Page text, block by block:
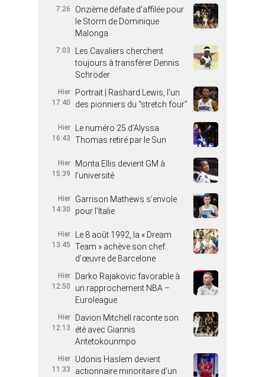
7:26
Onzième défaite d’affilée pour
le Storm de Dominique
Malonga
7:03
Les Cavaliers cherchent
toujours à transférer Dennis
Schröder
Hier
17:40
Portrait | Rashard Lewis, l’un
des pionniers du “stretch four”
Hier
16:43
Le numéro 25 d’Alyssa
Thomas retiré par le Sun
Hier
15:39
Monta Ellis devient GM à
l’université
Hier
14:30
Garrison Mathews s’envole
pour l’Italie
Hier
13:45
Le 8 août 1992, la « Dream
Team » achève son chef
d’œuvre de Barcelone
Hier
12:50
Darko Rajakovic favorable à
un rapprochement NBA –
Euroleague
Hier
12:13
Davion Mitchell raconte son
été avec Giannis
Antetokounmpo
Hier
11:33
Udonis Haslem devient
actionnaire minoritaire d’un